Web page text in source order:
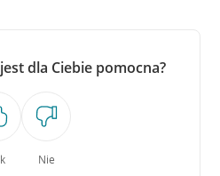
dla Ciebie pomocna?
Nie